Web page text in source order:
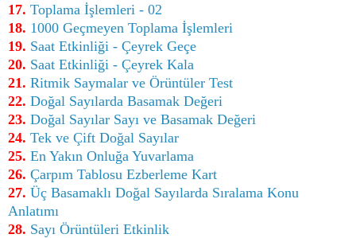
17. Toplama İşlemleri - 02
18. 1000 Geçmeyen Toplama İşlemleri
19. Saat Etkinliği - Çeyrek Geçe
20. Saat Etkinliği - Çeyrek Kala
21. Ritmik Saymalar ve Örüntüler Test
22. Doğal Sayılarda Basamak Değeri
23. Doğal Sayılar Sayı ve Basamak Değeri
24. Tek ve Çift Doğal Sayılar
25. En Yakın Onluğa Yuvarlama
26. Çarpım Tablosu Ezberleme Kart
27. Üç Basamaklı Doğal Sayılarda Sıralama Konu
Anlatımı
28. Sayı Örüntüleri Etkinlik